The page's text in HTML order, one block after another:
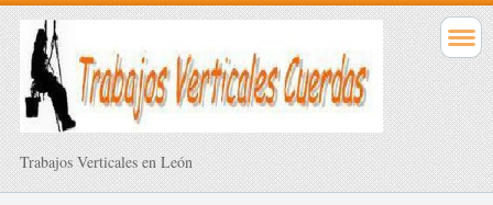
Trabajos Verticales en León